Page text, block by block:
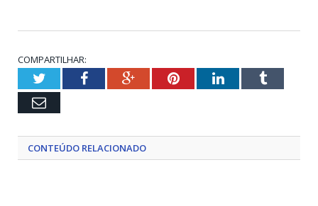
COMPARTILHAR:
TwitterFacebookGoogle+PinterestLinkedInTumblr
Email
CONTEÚDO RELACIONADO